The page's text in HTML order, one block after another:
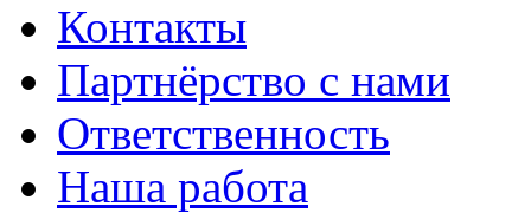
Контакты
Партнёрство с нами
Ответственность
Наша работа